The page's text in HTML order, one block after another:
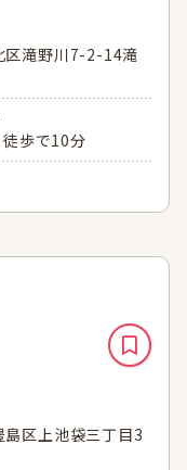
区滝野川7-2-14滝
歩で10分
区上池袋三丁目3